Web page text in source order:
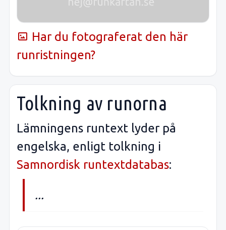
Har du fotograferat den här
runristningen?
Tolkning av runorna
Lämningens runtext lyder på
engelska, enligt tolkning i
Samnordisk runtextdatabas:
...